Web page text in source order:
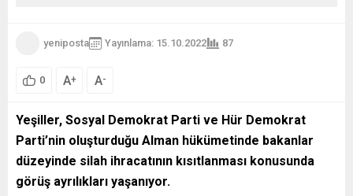
yeniposta Yayınlama: 15.10.2022 87
0 A+ A-
Yeşiller, Sosyal Demokrat Parti ve Hür Demokrat
Parti’nin oluşturduğu Alman hükümetinde bakanlar
düzeyinde silah ihracatının kısıtlanması konusunda
görüş ayrılıkları yaşanıyor.